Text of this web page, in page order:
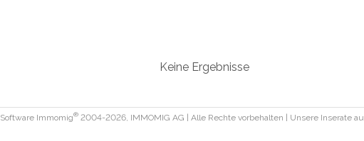
Keine Ergebnisse
Software Immomig®2004-2026, IMMOMIG AG | Alle Rechte vorbehalten | Unsere Inserate